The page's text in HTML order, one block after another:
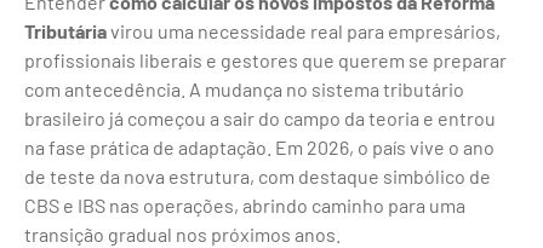
Tributáriavirou uma necessidade real para empresários,
profissionais liberais e gestores que querem se preparar
com antecedência. A mudança no sistema tributário
brasileiro já começou a sair do campo da teoria e entrou
na fase prática de adaptação. Em 2026, o país vive o ano
de teste da nova estrutura, com destaque simbólico de
CBS e IBS nas operações, abrindo caminho para uma
transição gradual nos próximos anos.